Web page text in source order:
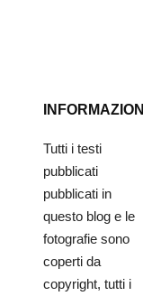
INFORMAZIONI
Tutti i testi
pubblicati
pubblicati in
questo blog e le
fotografie sono
coperti da
copyright, tutti i